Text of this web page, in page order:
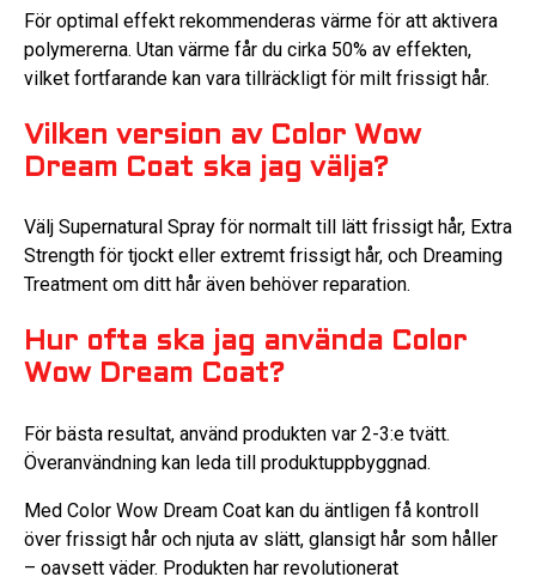
För optimal effekt rekommenderas värme för att aktivera
polymererna. Utan värme får du cirka 50% av effekten,
vilket fortfarande kan vara tillräckligt för milt frissigt hår.
Vilken version av Color Wow
Dream Coat ska jag välja?
Välj Supernatural Spray för normalt till lätt frissigt hår, Extra
Strength för tjockt eller extremt frissigt hår, och Dreaming
Treatment om ditt hår även behöver reparation.
Hur ofta ska jag använda Color
Wow Dream Coat?
För bästa resultat, använd produkten var 2-3:e tvätt.
Överanvändning kan leda till produktuppbyggnad.
Med Color Wow Dream Coat kan du äntligen få kontroll
över frissigt hår och njuta av slätt, glansigt hår som håller
– oavsett väder. Produkten har revolutionerat